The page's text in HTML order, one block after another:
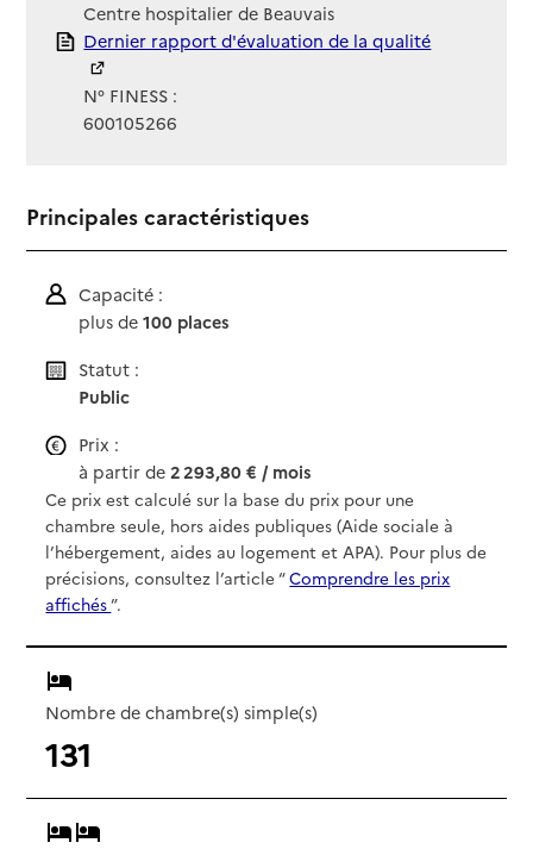
Centre hospitalier de Beauvais
Rapport HAS
Dernier rapport d'évaluation de la qualité
N° FINESS :
600105266
Principales caractéristiques
Capacité :
plus de100 places
Statut :
Public
Prix :
à partir de2 293,80 € / mois
Ce prix est calculé sur la base du prix pour une
chambre seule, hors aides publiques (Aide sociale à
l’hébergement, aides au logement et APA). Pour plus de
précisions, consultez l’article “Comprendre les prix
affichés”.
Nombre de chambre(s) simple(s)
131